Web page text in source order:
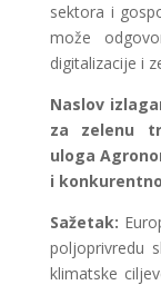
sektora i
može
digitalizacije i
Naslov
za zelenu
uloga
i
Sažetak:
poljoprivredu
klimatske